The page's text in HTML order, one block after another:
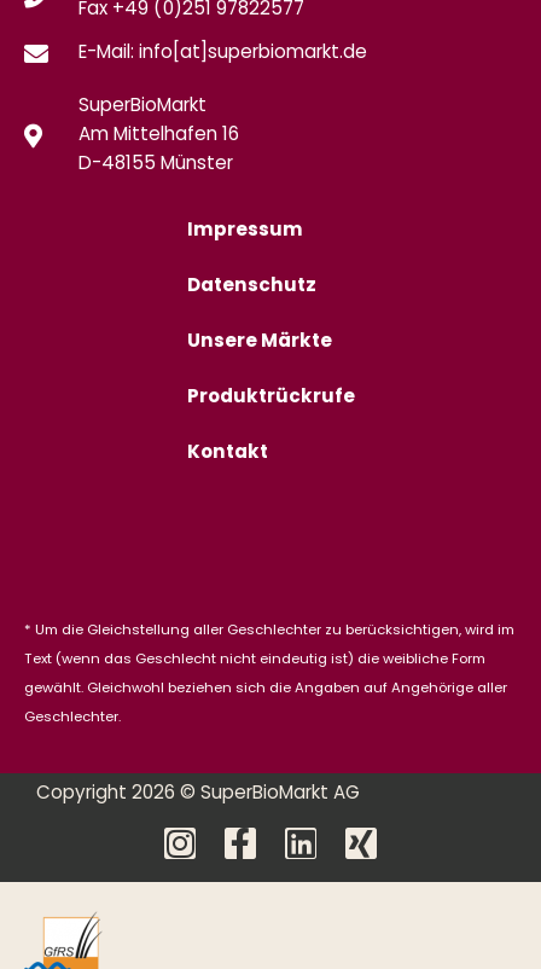
Fax +49 (0)251 97822577
E-Mail: info[at]superbiomarkt.de
SuperBioMarkt
Am Mittelhafen 16
D-48155 Münster
Impressum
Datenschutz
Unsere Märkte
Produktrückrufe
Kontakt
* Um die Gleichstellung aller Geschlechter zu berücksichtigen, wird im
Text (wenn das Geschlecht nicht eindeutig ist) die weibliche Form
gewählt. Gleichwohl beziehen sich die Angaben auf Angehörige aller
Geschlechter.
Copyright 2026 © SuperBioMarkt AG